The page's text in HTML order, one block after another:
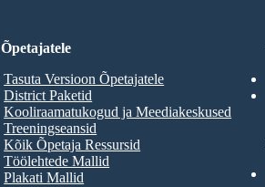
Õpetajatele
Tasuta Versioon Õpetajatele
District Paketid
Kooliraamatukogud ja Meediakeskused
Treeningseansid
Kõik Õpetaja Ressursid
Töölehtede Mallid
Plakati Mallid